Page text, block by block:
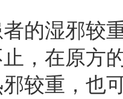
的湿邪较
，在原方
较重，也